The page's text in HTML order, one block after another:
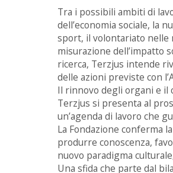
Tra i possibili ambiti di
dell’economia sociale, la
sport, il volontariato nelle
misurazione dell’impatto
ricerca, Terzjus intende
delle azioni previste con
Il rinnovo degli organi e il
Terzjus si presenta al
un’agenda di lavoro che
La Fondazione conferma
produrre conoscenza,
nuovo paradigma
Una sfida che parte dal